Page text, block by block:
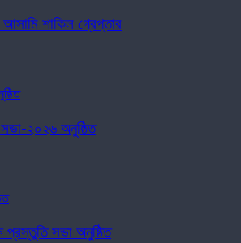
শাকিল গ্রেপ্তার
২০২৬ অনুষ্ঠিত
সভা অনুষ্ঠিত